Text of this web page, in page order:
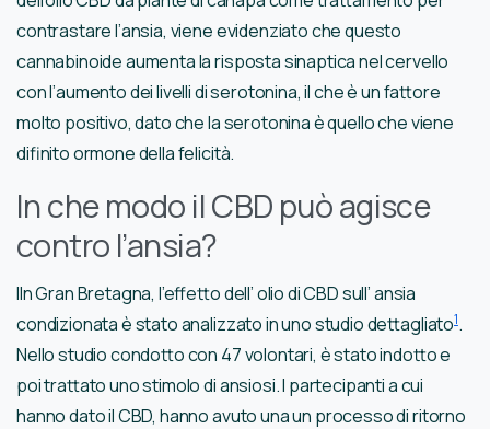
contrastare l’ansia, viene evidenziato che questo
cannabinoide aumenta la risposta sinaptica nel cervello
con l’aumento dei livelli di serotonina, il che è un fattore
molto positivo, dato che la serotonina è quello che viene
difinito ormone della felicità.
In che modo il CBD può agisce
contro l’ansia?
IIn Gran Bretagna, l’effetto dell’ olio di CBD sull’ ansia
condizionata è stato analizzato in uno studio dettagliato1.
Nello studio condotto con 47 volontari, è stato indotto e
poi trattato uno stimolo di ansiosi. I partecipanti a cui
hanno dato il CBD, hanno avuto una un processo di ritorno